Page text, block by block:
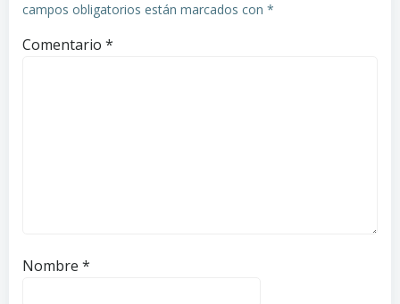
campos obligatorios están marcados con *
Comentario *
Nombre *